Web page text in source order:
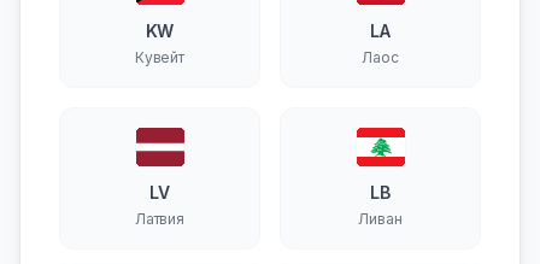
KW
Кувейт
LA
Лаос
LV
Латвия
LB
Ливан